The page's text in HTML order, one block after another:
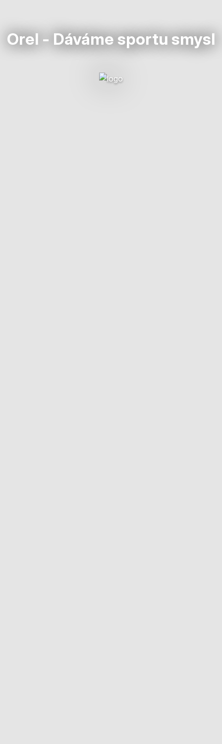
Orel - Dáváme sportu smysl